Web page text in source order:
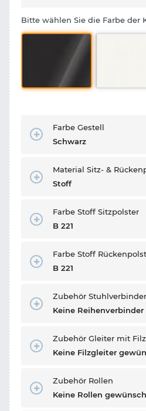
Bitte wählen Sie die Farbe der
Farbe Gestell
Schwarz
Material Sitz- &
Stoff
Farbe Stoff Sitzpolster
B 221
Farbe Stoff
B 221
Zubehör Stuhlverbinder
Keine
Zubehör Gleiter mit Filz
Keine Filzgleiter
Zubehör Rollen
Keine Rollen